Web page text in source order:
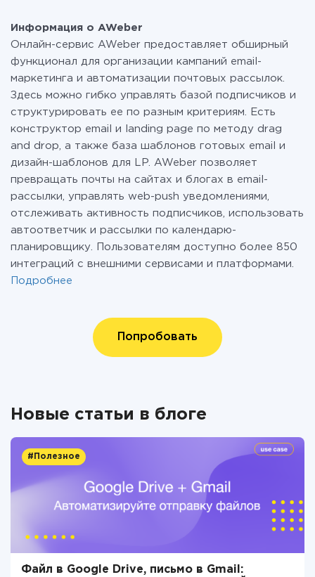
Информация о AWeber
Онлайн-сервис AWeber предоставляет обширный
функционал для организации кампаний email-
маркетинга и автоматизации почтовых рассылок.
Здесь можно гибко управлять базой подписчиков и
структурировать ее по разным критериям. Есть
конструктор email и landing page по методу drag
and drop, а также база шаблонов готовых email и
дизайн-шаблонов для LP. AWeber позволяет
превращать почты на сайтах и блогах в email-
рассылки, управлять web-push уведомлениями,
отслеживать активность подписчиков, использовать
автоответчик и рассылки по календарю-
планировщику. Пользователям доступно более 850
интеграций с внешними сервисами и платформами.
Подробнее
Попробовать
Новые статьи в блоге
#Полезное
Файл в Google Drive, письмо в Gmail: